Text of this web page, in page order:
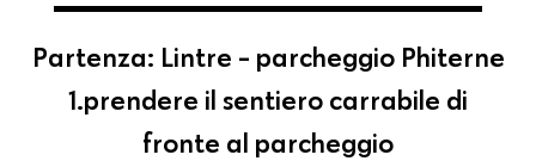
Partenza: Lintre - parcheggio Phiterne
1.prendere il sentiero carrabile di
fronte al parcheggio